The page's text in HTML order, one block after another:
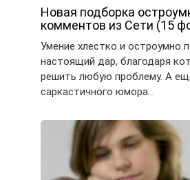
Новая подборка
комментов из Сети (15
Умение хлестко и остроумно
настоящий дар, благодаря
решить любую проблему. А
саркастичного юмора…